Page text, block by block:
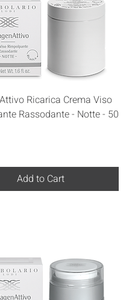
Ricarica Crema Viso
Rassodante - Notte - 50
Add to Cart